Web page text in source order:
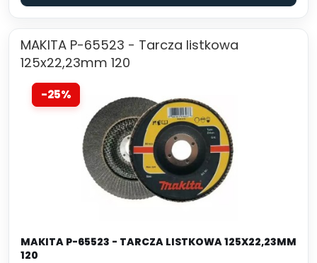
MAKITA P-65523 - Tarcza listkowa
125x22,23mm 120
-25%
MAKITA P-65523 - TARCZA LISTKOWA 125X22,23MM
120